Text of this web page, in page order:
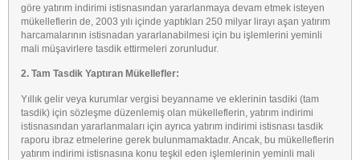
göre yatırım indirimi istisnasından yararlanmaya devam etmek isteyen
mükelleflerin de, 2003 yılı içinde yaptıkları 250 milyar lirayı aşan yatırım
harcamalarının istisnadan yararlanabilmesi için bu işlemlerini yeminli
mali müşavirlere tasdik ettirmeleri zorunludur.
2. Tam Tasdik Yaptıran Mükellefler:
Yıllık gelir veya kurumlar vergisi beyanname ve eklerinin tasdiki (tam
tasdik) için sözleşme düzenlemiş olan mükelleflerin, yatırım indirimi
istisnasından yararlanmaları için ayrıca yatırım indirimi istisnası tasdik
raporu ibraz etmelerine gerek bulunmamaktadır. Ancak, bu mükelleflerin
yatırım indirimi istisnasına konu teşkil eden işlemlerinin yeminli mali